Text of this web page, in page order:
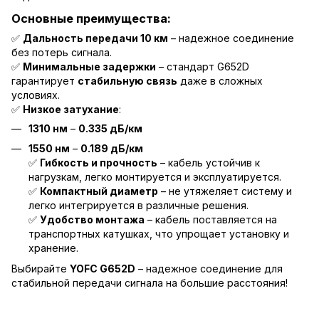
Основные преимущества:
✅ Дальность передачи 10 км – надежное соединение
без потерь сигнала.
✅ Минимальные задержки – стандарт G652D
гарантирует стабильную связь даже в сложных
условиях.
✅ Низкое затухание:
1310 нм – 0.335 дБ/км
1550 нм – 0.189 дБ/км
✅ Гибкость и прочность – кабель устойчив к
нагрузкам, легко монтируется и эксплуатируется.
✅ Компактный диаметр – не утяжеляет систему и
легко интегрируется в различные решения.
✅ Удобство монтажа – кабель поставляется на
транспортных катушках, что упрощает установку и
хранение.
Выбирайте YOFC G652D – надежное соединение для
стабильной передачи сигнала на большие расстояния!